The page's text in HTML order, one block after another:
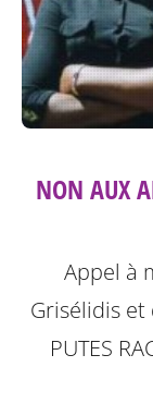
NON AUX
Appel à
Grisélidis et
PUTES